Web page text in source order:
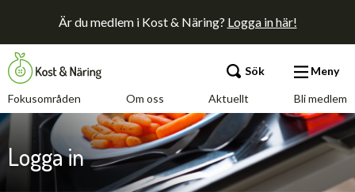
Är du medlem i Kost & Näring? Logga in här!
Fokusområden Om oss Aktuellt Bli medlem
Sök Meny
Fokusområden
Om oss
Logga in